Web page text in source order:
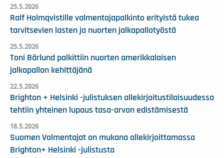
25.5.2026
Ralf Holmqvistille valmentajapalkinto erityistä tukea
tarvitsevien lasten ja nuorten jalkapallotyöstä
25.5.2026
Toni Bärlund palkittiin nuorten amerikkalaisen
jalkapallon kehittäjänä
22.5.2026
Brighton + Helsinki -julistuksen allekirjoitustilaisuudessa
tehtiin yhteinen lupaus tasa-arvon edistämisestä
18.5.2026
Suomen Valmentajat on mukana allekirjoittamassa
Brighton+ Helsinki -julistusta